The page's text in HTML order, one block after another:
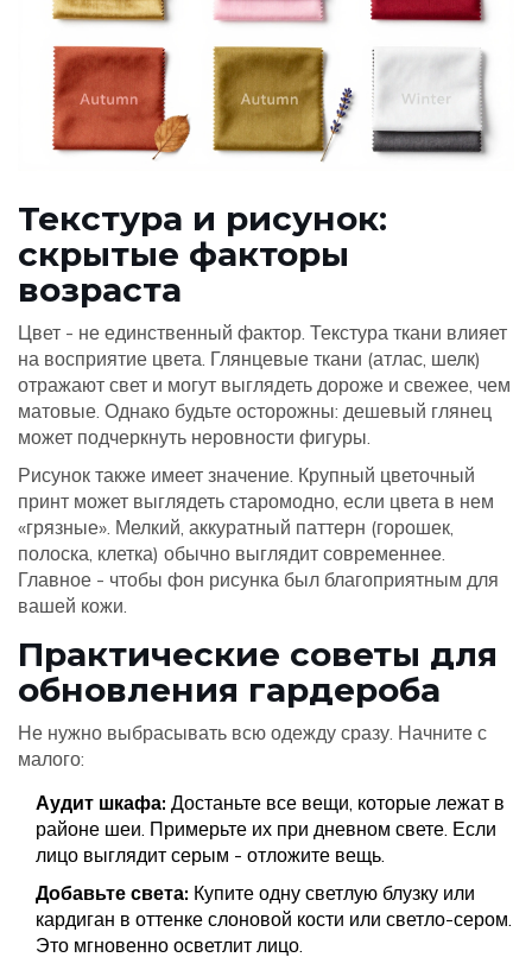
Текстура и рисунок:
скрытые факторы
возраста
Цвет - не единственный фактор. Текстура ткани влияет
на восприятие цвета. Глянцевые ткани (атлас, шелк)
отражают свет и могут выглядеть дороже и свежее, чем
матовые. Однако будьте осторожны: дешевый глянец
может подчеркнуть неровности фигуры.
Рисунок также имеет значение. Крупный цветочный
принт может выглядеть старомодно, если цвета в нем
«грязные». Мелкий, аккуратный паттерн (горошек,
полоска, клетка) обычно выглядит современнее.
Главное - чтобы фон рисунка был благоприятным для
вашей кожи.
Практические советы для
обновления гардероба
Не нужно выбрасывать всю одежду сразу. Начните с
малого:
Аудит шкафа: Достаньте все вещи, которые лежат в
районе шеи. Примерьте их при дневном свете. Если
лицо выглядит серым - отложите вещь.
Добавьте света: Купите одну светлую блузку или
кардиган в оттенке слоновой кости или светло-сером.
Это мгновенно осветлит лицо.